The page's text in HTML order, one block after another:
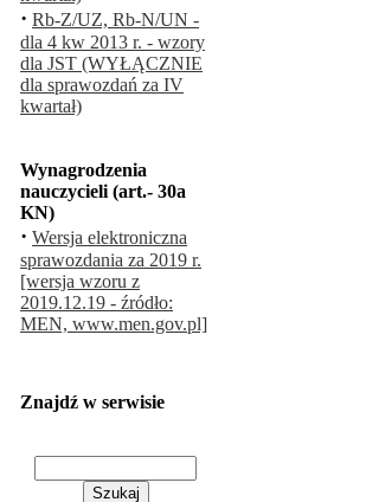
· Rb-Z/UZ, Rb-N/UN -
dla 4 kw 2013 r. - wzory
dla JST (WYŁĄCZNIE
dla sprawozdań za IV
kwartał)
Wynagrodzenia
nauczycieli (art.- 30a
KN)
· Wersja elektroniczna
sprawozdania za 2019 r.
[wersja wzoru z
2019.12.19 - źródło:
MEN, www.men.gov.pl]
Znajdź w serwisie